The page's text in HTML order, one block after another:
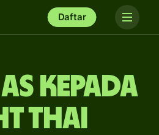
Daftar
kepada
Thai